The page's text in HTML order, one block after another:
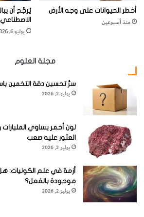
أخطر الحيوانات على وجه الأرض
منذ أسبوعين
يُرجَّح أن
يوليو 6, 2026
مجلة العلوم
سرُّ تحسين دقة التخمين
يوليو 2, 2026
لون أحمر يساوي
العثور عليه صعب
يوليو 2, 2026
أزمة في علم الكونيات: هل
موجودة بالفعل؟
يوليو 2, 2026